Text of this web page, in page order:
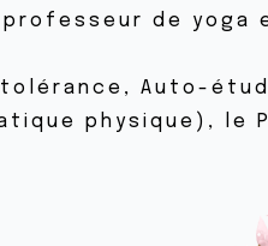
de yoga
tolérance, Auto-
physique), le